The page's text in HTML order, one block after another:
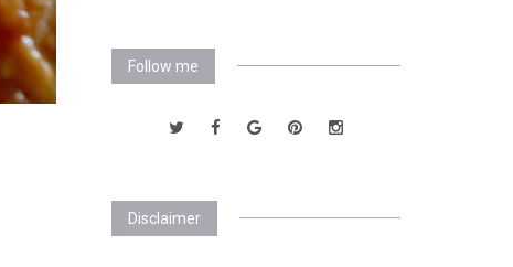
Follow me
Disclaimer